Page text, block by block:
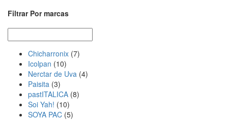
Filtrar Por marcas
Chicharronix (7)
Icolpan (10)
Nerctar de Uva (4)
Paisita (3)
pastITALICA (8)
Soi Yah! (10)
SOYA PAC (5)